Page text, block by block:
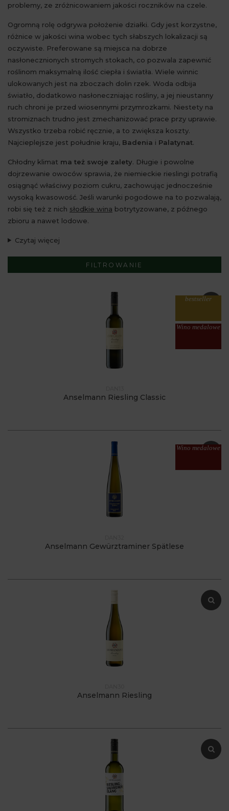
problemy, ze zróżnicowaniem jakości roczników na czele.
Ogromną rolę odgrywa położenie działki. Gdy jest korzystne,
różnice w jakości wina wobec tych słabszych lokalizacji są
oczywiste. Preferowane są miejsca na dobrze
nasłonecznionych stromych stokach, co pozwala zapewnić
roślinom maksymalną ilość ciepła i światła. Wiele winnic
ulokowanych jest na zboczach dolin rzek. Woda odbija
światło, dodatkowo nasłoneczniając rośliny, a jej nieustanny
ruch chroni je przed wiosennymi przymrozkami. Niestety na
stromiznach trudno jest zmechanizować prace przy uprawie.
Wszystko trzeba robić ręcznie, a to zwiększa koszty.
Najcieplejsze jest południe kraju, Badenia i Palatynat.
Chłodny klimat ma też swoje zalety. Długie i powolne
dojrzewanie owoców sprawia, że niemieckie rieslingi potrafią
osiągnąć właściwy poziom cukru, zachowując jednocześnie
wysoką kwasowość. Jeśli warunki pogodowe na to pozwalają,
robi się też z nich słodkie wina botrytyzowane, z późnego
zbioru a nawet lodowe.
Czytaj więcej
FILTROWANIE
bestseller
Wino medalowe
Anselmann Riesling Classic
Wino medalowe
Anselmann Gewürztraminer Spätlese
Anselmann Riesling